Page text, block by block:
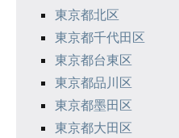
東京都北区
東京都千代田区
東京都台東区
東京都品川区
東京都墨田区
東京都大田区